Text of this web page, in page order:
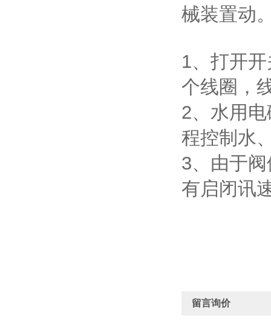
械装置动
1、打开
个线圈，
2、水用
程控制水
3、由于
有启闭讯
留言询价